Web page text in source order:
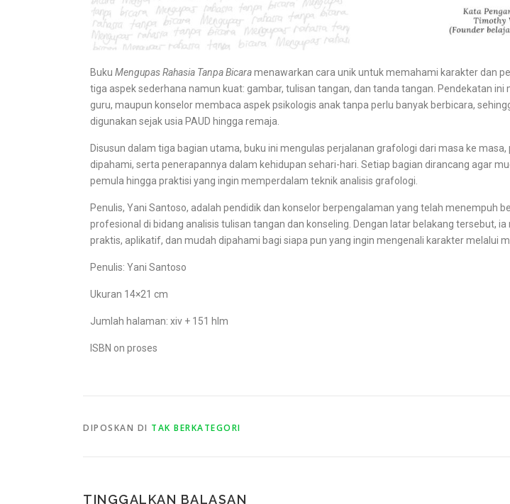
Buku Mengupas Rahasia Tanpa Bicaramenawarkan cara unik untuk memahami karakter dan
tiga aspek sederhana namun kuat: gambar, tulisan tangan, dan tanda tangan. Pendekatan ini
guru, maupun konselor membaca aspek psikologis anak tanpa perlu banyak berbicara,
digunakan sejak usia PAUD hingga remaja.
Disusun dalam tiga bagian utama, buku ini mengulas perjalanan grafologi dari masa ke masa,
dipahami, serta penerapannya dalam kehidupan sehari-hari. Setiap bagian dirancang agar
pemula hingga praktisi yang ingin memperdalam teknik analisis grafologi.
Penulis, Yani Santoso, adalah pendidik dan konselor berpengalaman yang telah menempuh
profesional di bidang analisis tulisan tangan dan konseling. Dengan latar belakang tersebut,
praktis, aplikatif, dan mudah dipahami bagi siapa pun yang ingin mengenali karakter melalui
Penulis: Yani Santoso
Ukuran 14×21 cm
Jumlah halaman: xiv + 151 hlm
ISBN on proses
DIPOSKAN DI TAK BERKATEGORI
TINGGALKAN BALASAN